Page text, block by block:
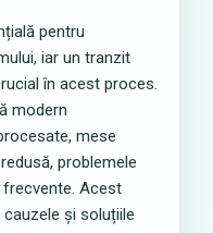
pentru
iar un tranzit
în acest proces.
modern
mese
problemele
frecvente. Acest
și soluțiile